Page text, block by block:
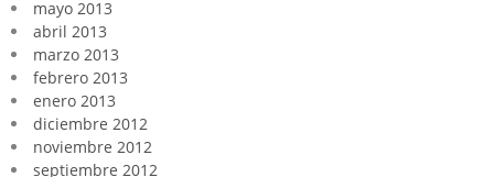
mayo 2013
abril 2013
marzo 2013
febrero 2013
enero 2013
diciembre 2012
noviembre 2012
septiembre 2012